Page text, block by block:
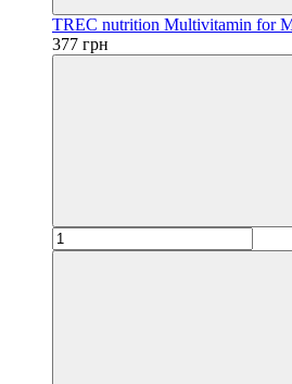
TREC nutrition Multivitamin for
377 грн